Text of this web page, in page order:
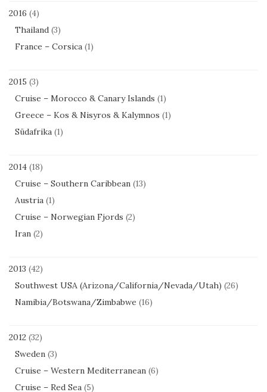
2016 (4)
Thailand (3)
France – Corsica (1)
2015 (3)
Cruise – Morocco & Canary Islands (1)
Greece – Kos & Nisyros & Kalymnos (1)
Südafrika (1)
2014 (18)
Cruise – Southern Caribbean (13)
Austria (1)
Cruise – Norwegian Fjords (2)
Iran (2)
2013 (42)
Southwest USA (Arizona/California/Nevada/Utah) (26)
Namibia/Botswana/Zimbabwe (16)
2012 (32)
Sweden (3)
Cruise – Western Mediterranean (6)
Cruise – Red Sea (5)